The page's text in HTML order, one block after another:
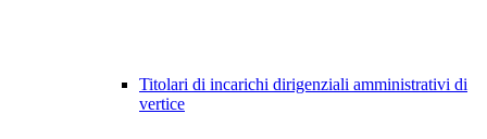
Titolari di incarichi dirigenziali amministrativi di
vertice